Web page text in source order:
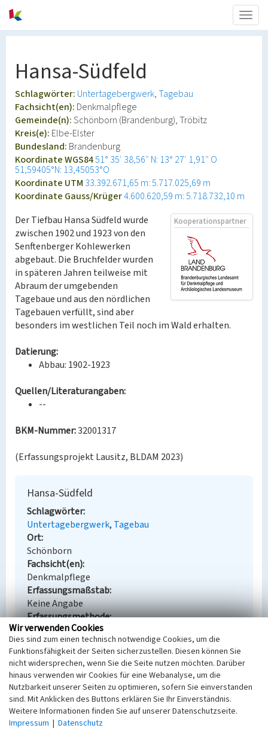
Hansa-Südfeld
Schlagwörter: Untertagebergwerk Tagebau
Fachsicht(en): Denkmalpflege
Gemeinde(n):Schönborn (Brandenburg), Tröbitz
Kreis(e): Elbe-Elster
Bundesland: Brandenburg
Koordinate WGS8451° 35′ 38,56″ N: 13° 27′ 1,91″ O
51,59405°N: 13,45053°O
Koordinate UTM 33.392.671,65 m: 5.717.025,69 m
Koordinate Gauss/Krüger4.600.620,59 m: 5.718.732,10 m
Kooperationspartner
Der Tiefbau Hansa Südfeld wurde
zwischen 1902 und 1923 von den
Senftenberger Kohlewerken
abgebaut. Die Bruchfelder wurden
in späteren Jahren teilweise mit
Abraum der umgebenden
Tagebaue und aus den nördlichen
Tagebauen verfüllt, sind aber
besonders im westlichen Teil noch im Wald erhalten.
Datierung:
Abbau: 1902-1923
Quellen/Literaturangaben:
--
BKM-Nummer:32001317
(Erfassungsprojekt Lausitz, BLDAM 2023)
Hansa-Südfeld
Schlagwörter
Untertagebergwerk Tagebau
Ort
Schönborn
Fachsicht(en)
Denkmalpflege
Erfassungsmaßstab
Keine Angabe
Erfassungsmethode
Übernahme aus externer Fachdatenbank
Empfohlene Zitierweise
Urheberrechtlicher Hinweis
Der hier präsentierte Inhalt steht unter der freien
Wir verwenden Cookies
Dies sind zum einen technisch notwendige Cookies, um die
Funktionsfähigkeit der Seiten sicherzustellen. Diesen können Sie
nicht widersprechen, wenn Sie die Seite nutzen möchten. Darüber
hinaus verwenden wir Cookies für eine Webanalyse, um die
Nutzbarkeit unserer Seiten zu optimieren, sofern Sie einverstanden
sind. Mit Anklicken des Buttons erklären Sie Ihr Einverständnis.
Weitere Informationen finden Sie auf unserer Datenschutzseite.
Impressum | Datenschutz